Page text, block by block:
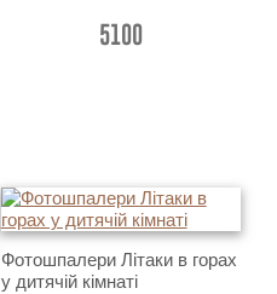
5100
Фотошпалери Літаки в горах
у дитячій кімнаті